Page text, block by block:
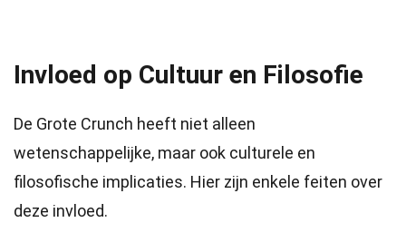
Invloed op Cultuur en Filosofie
De Grote Crunch heeft niet alleen
wetenschappelijke, maar ook culturele en
filosofische implicaties. Hier zijn enkele feiten over
deze invloed.